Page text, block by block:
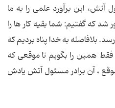
این برآورد علمی را به ما
که گفتیم: شما بقیه کار ها را
بلافاصله به خدا پناه بردیم که
فقط همین را بگویم تا موقعی که
، آن برادر مسئول آتش یادش